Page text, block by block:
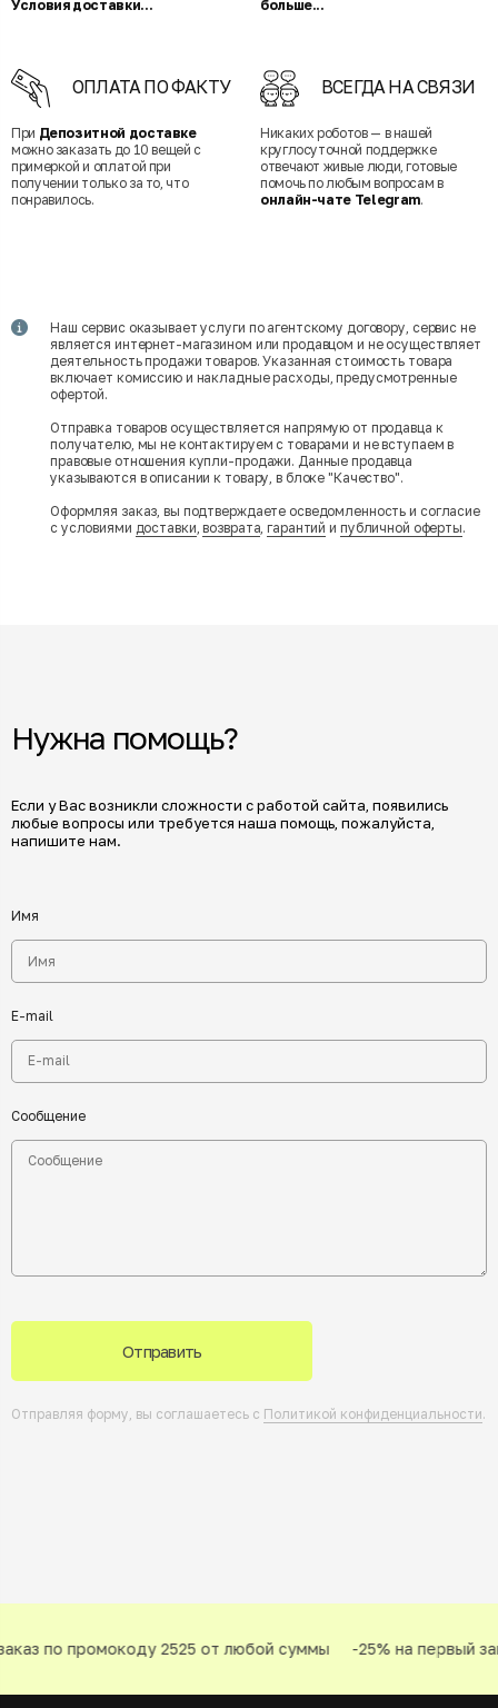
Условия доставки... больше...
ОПЛАТА ПО ФАКТУ
При Депозитной доставке
можно заказать до 10 вещей с
примеркой и оплатой при
получении только за то, что
понравилось.
ВСЕГДА НА СВЯЗИ
Никаких роботов — в нашей
круглосуточной поддержке
отвечают живые люди, готовые
помочь по любым вопросам в
онлайн-чате Telegram.
Наш сервис оказывает услуги по агентскому договору, сервис не
является интернет-магазином или продавцом и не осуществляет
деятельность продажи товаров. Указанная стоимость товара
включает комиссию и накладные расходы, предусмотренные
офертой.
Отправка товаров осуществляется напрямую от продавца к
получателю, мы не контактируем с товарами и не вступаем в
правовые отношения купли-продажи. Данные продавца
указываются в описании к товару, в блоке "Качество".
Оформляя заказ, вы подтверждаете осведомленность и согласие
с условиями доставки,возврата,гарантий и публичной оферты.
Нужна помощь?
Если у Вас возникли сложности с работой сайта, появились
любые вопросы или требуется наша помощь, пожалуйста,
напишите нам.
Имя
E-mail
Сообщение
Отправить
Отправляя форму, вы соглашаетесь с Политикой конфиденциальности.
по промокоду 2525 от любой суммы -25% на первый